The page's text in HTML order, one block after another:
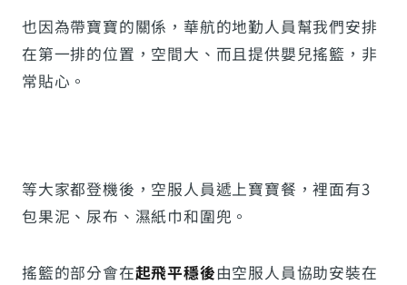
也因為帶寶寶的關係，華航的地勤人員幫我們安排
在第一排的位置，空間大、而且提供嬰兒搖籃，非
常貼心。
等大家都登機後，空服人員遞上寶寶餐，裡面有3
包果泥、尿布、濕紙巾和圍兜。
搖籃的部分會在起飛平穩後由空服人員協助安裝在